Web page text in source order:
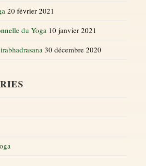
20 février 2021
du Yoga 10 janvier 2021
30 décembre 2020